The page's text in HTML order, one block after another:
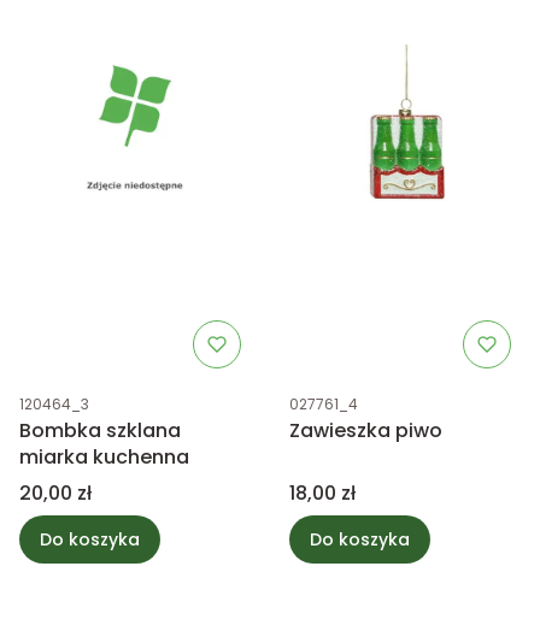
Kod produktu
120464_3
Bombka szklana
miarka kuchenna
Cena
20,00 zł
Do koszyka
Kod produktu
027761_4
Zawieszka piwo
Cena
18,00 zł
Do koszyka